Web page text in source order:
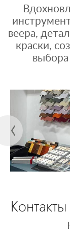
веера,
краски,
выбора